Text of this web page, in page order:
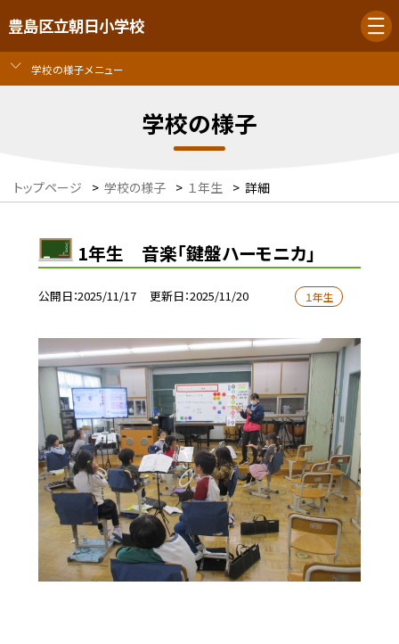
豊島区立朝日小学校
学校の様子メニュー
学校の様子
トップページ > 学校の様子 > １年生 > 詳細
1年生 音楽「鍵盤ハーモニカ」
公開日 2025/11/17 更新日 2025/11/20 １年生